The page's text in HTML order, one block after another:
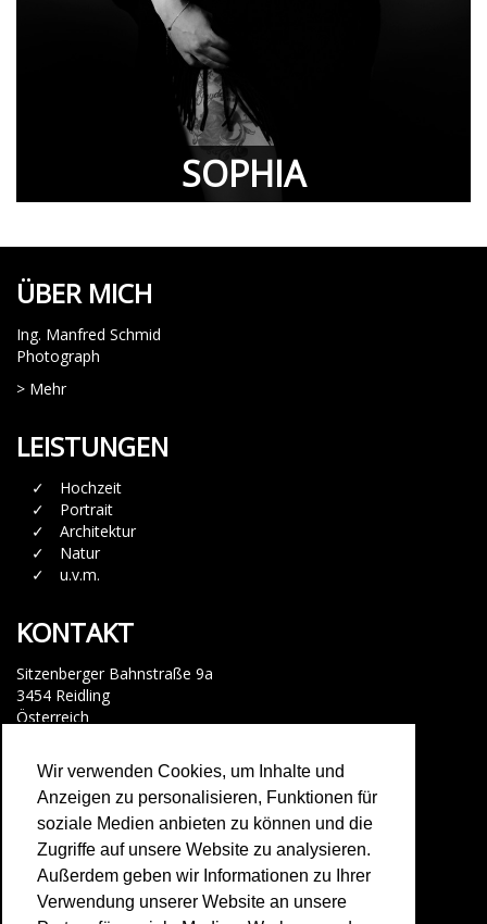
Wir verwenden Cookies, um Inhalte und
Anzeigen zu personalisieren, Funktionen für
soziale Medien anbieten zu können und die
Zugriffe auf unsere Website zu analysieren.
Außerdem geben wir Informationen zu Ihrer
Verwendung unserer Website an unsere
SOPHIA
ÜBER MICH
Ing. Manfred Schmid
Photograph
> Mehr
LEISTUNGEN
Hochzeit
Portrait
Architektur
Natur
u.v.m.
KONTAKT
Sitzenberger Bahnstraße 9a
3454 Reidling
Österreich
schmid@schmid-photodesign.com
Facebook Messenger
IMPRESSUM
> Impressum